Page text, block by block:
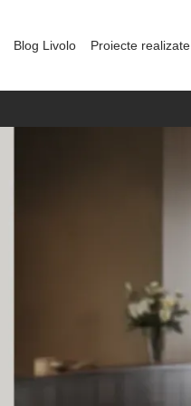
Blog Livolo
Proiecte realizate